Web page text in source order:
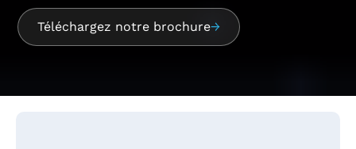
Téléchargez notre brochure→